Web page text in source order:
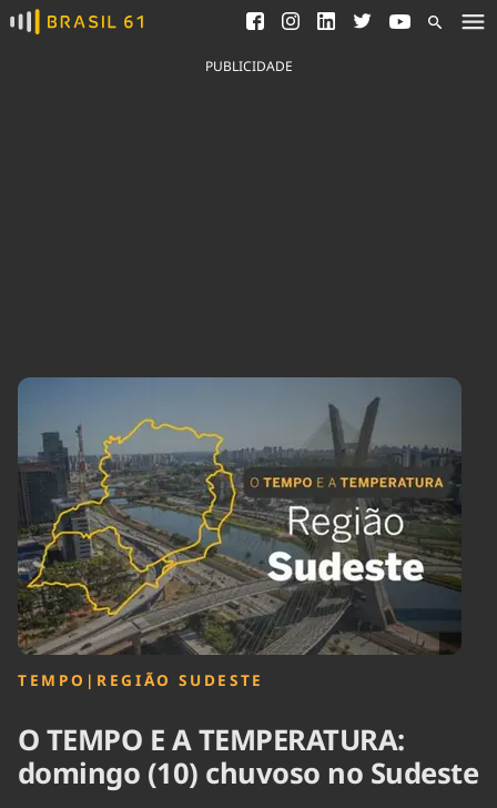
Ver todas as notícias
Saneamento
Indicadores
Brasil
Brasil Mineral
Ciência &
Tecnologia
Cinema
Cultura
Economia
Educação
Infraestrutura
Internacional
Meio Ambiente
Podcast
Política
Saúde
Tempo
PUBLICIDADE
TEMPO | REGIÃO SUDESTE
O TEMPO E A TEMPERATURA:
domingo (10) chuvoso no Sudeste